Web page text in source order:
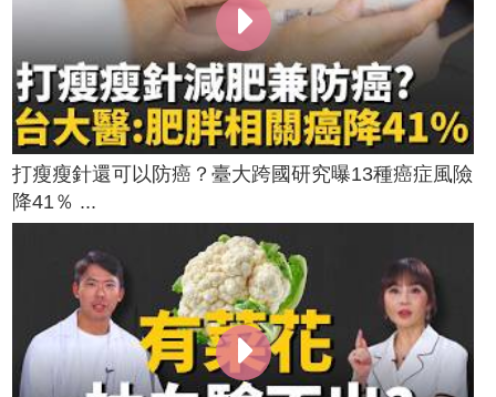
打瘦瘦針還可以防癌？臺大跨國研究曝13種癌症風險
降41％ ...